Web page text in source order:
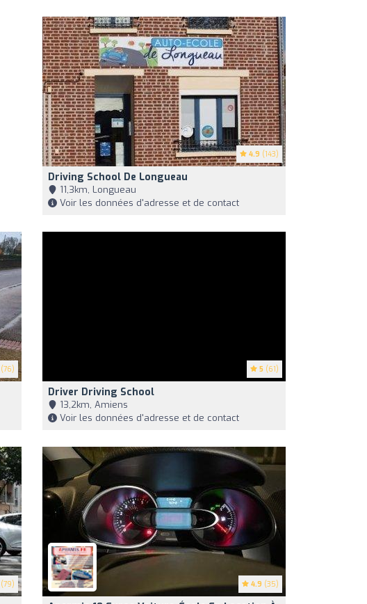
4.9 (143)
Driving School De Longueau
11,3km, Longueau
Voir les données d'adresse et de contact
(76) 5 (61)
Driver Driving School
13,2km, Amiens
Voir les données d'adresse et de contact
(79) 4.9 (35)